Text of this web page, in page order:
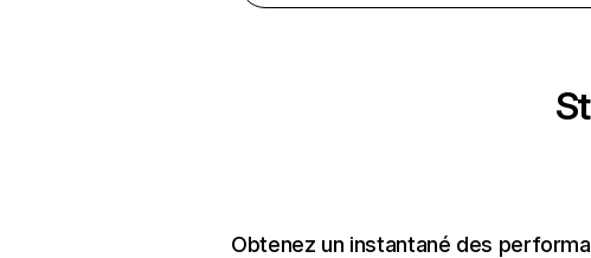
Obtenez un instantané des